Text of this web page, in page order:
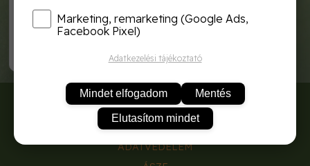
mustármag 50g.
RÓLUNK
SZÁLLÍTÁSI DÍJAK
ADATVÉDELEM
Marketing, remarketing (Google Ads,
Facebook Pixel)
Adatkezelési tájékoztató
Mindet elfogadom Mentés
Elutasítom mindet